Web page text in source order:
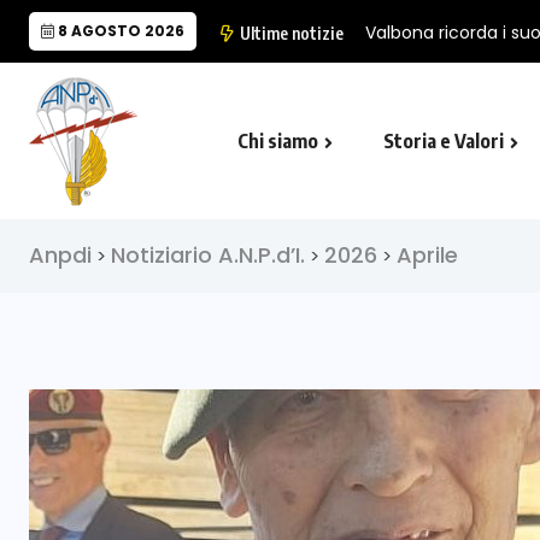
8 AGOSTO 2026 Ultime notizie
Chi siamo Storia e Valori
Anpdi > Notiziario A.N.P.d’I. > 2026 > Aprile